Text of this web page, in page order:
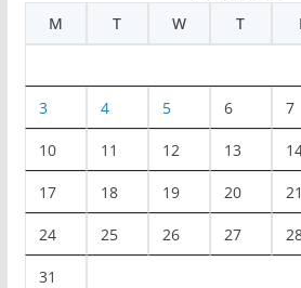
M
T W T
3 4 5 6 7
10 11 12 13
17 18 19 20 21
24 25 26 27
31